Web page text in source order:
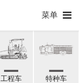
菜单
工程车 特种车